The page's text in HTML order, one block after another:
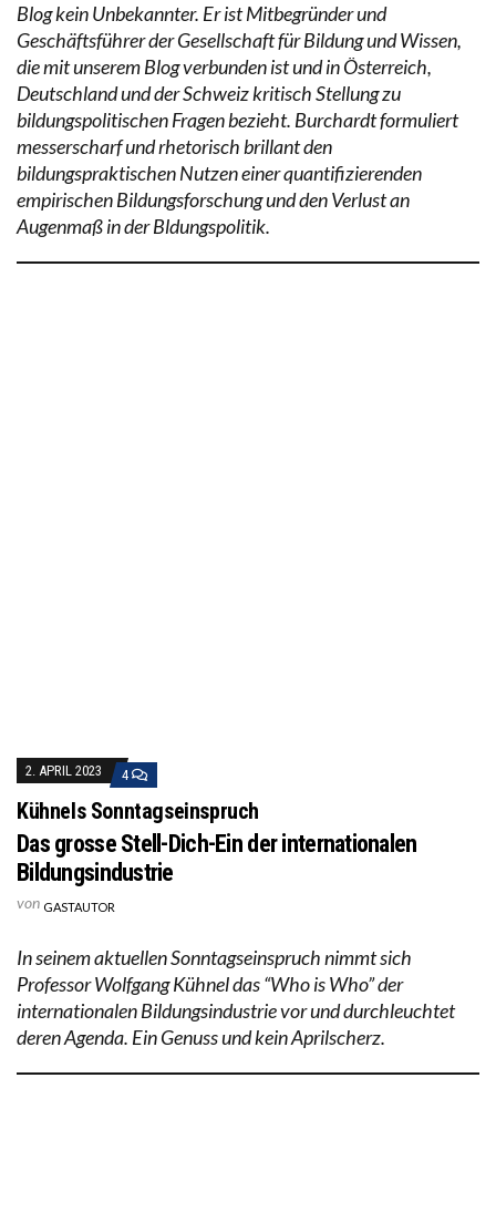
Blog kein Unbekannter. Er ist Mitbegründer und
Geschäftsführer der Gesellschaft für Bildung und Wissen,
die mit unserem Blog verbunden ist und in Österreich,
Deutschland und der Schweiz kritisch Stellung zu
bildungspolitischen Fragen bezieht. Burchardt formuliert
messerscharf und rhetorisch brillant den
bildungspraktischen Nutzen einer quantifizierenden
empirischen Bildungsforschung und den Verlust an
Augenmaß in der Bldungspolitik.
2. APRIL 2023 4
Kühnels Sonntagseinspruch
Das grosse Stell-Dich-Ein der internationalen
Bildungsindustrie
von GASTAUTOR
In seinem aktuellen Sonntagseinspruch nimmt sich
Professor Wolfgang Kühnel das “Who is Who” der
internationalen Bildungsindustrie vor und durchleuchtet
deren Agenda. Ein Genuss und kein Aprilscherz.